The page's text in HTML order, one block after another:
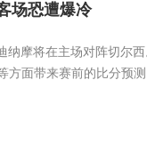
场恐遭爆冷
摩将在主场对阵切尔
面带来赛前的比分预测